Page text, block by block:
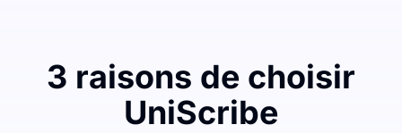
3 raisons de choisir
UniScribe